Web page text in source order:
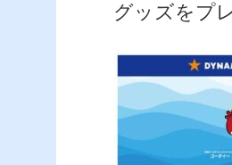
グッズをプ